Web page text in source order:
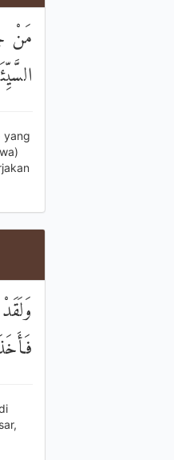
مَنْ
yang